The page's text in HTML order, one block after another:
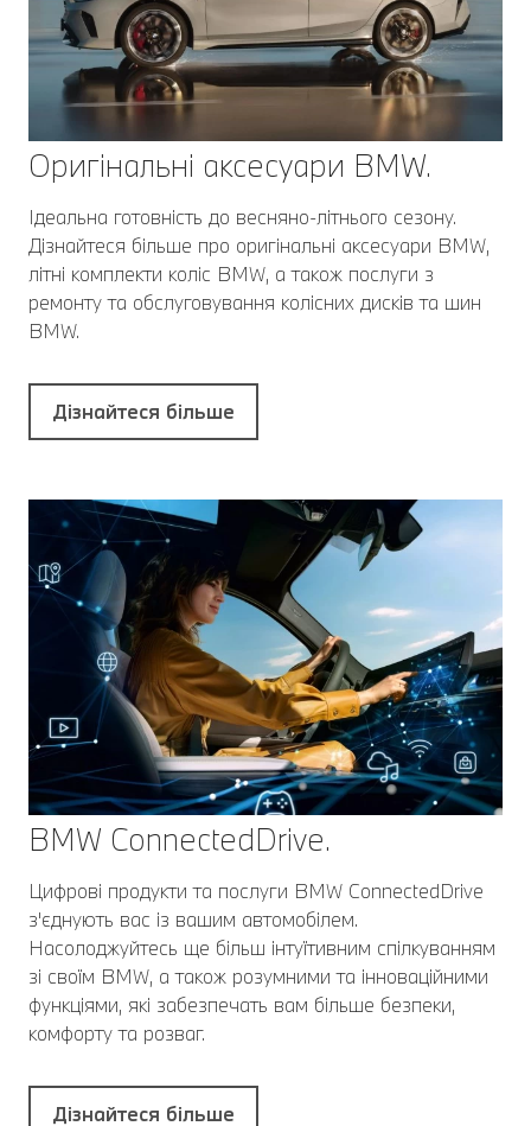
Оригінальні аксесуари BMW.
Ідеальна готовність до весняно-літнього сезону.
Дізнайтеся більше про оригінальні аксесуари BMW,
літні комплекти коліс BMW, а також послуги з
ремонту та обслуговування колісних дисків та шин
BMW.
Дізнайтеся більше
BMW ConnectedDrive.
Цифрові продукти та послуги BMW ConnectedDrive
з'єднують вас із вашим автомобілем.
Насолоджуйтесь ще більш інтуїтивним спілкуванням
зі своїм BMW, а також розумними та інноваційними
функціями, які забезпечать вам більше безпеки,
комфорту та розваг.
Дізнайтеся більше